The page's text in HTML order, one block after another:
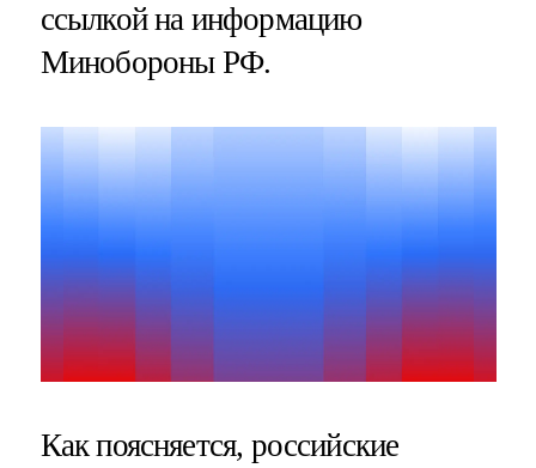
ссылкой на информацию
Минобороны РФ.
Как поясняется, российские